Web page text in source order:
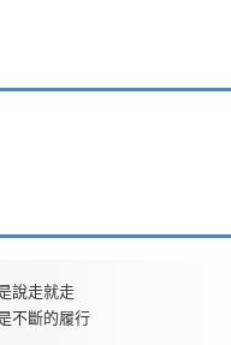
說走就走
不斷的履行